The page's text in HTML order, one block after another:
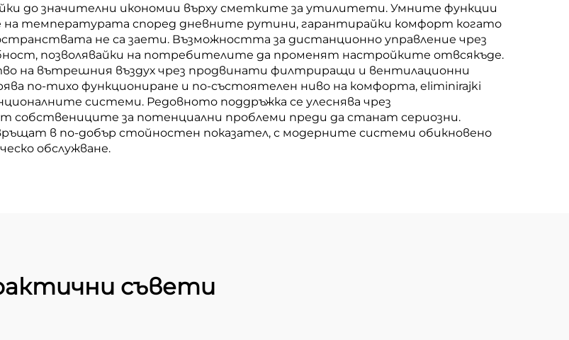
до значителни икономии върху сметките за утилитети. Умните функции
на температурата според дневните рутини, гарантирайки комфорт когато
не са заети. Възможността за дистанционно управление чрез
позволявайки на потребителите да променят настройките отвсякъде.
на вътрешния въздух чрез продвинати филтриращи и вентилационни
по-тихо функциониране и по-състоятелен ниво на комфорта, eliminirajki
системи. Редовното поддръжка се улеснява чрез
собствениците за потенциални проблеми преди да станат сериозни.
в по-добър стойностен показател, с модерните системи обикновено
обслужване.
съвети